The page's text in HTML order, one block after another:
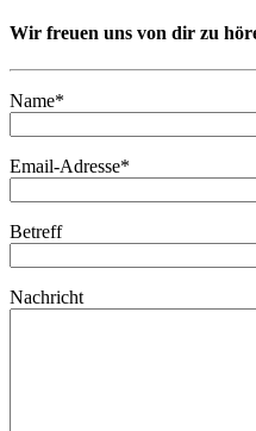
Wir freuen uns von dir zu
Name*
Email-Adresse*
Betreff
Nachricht